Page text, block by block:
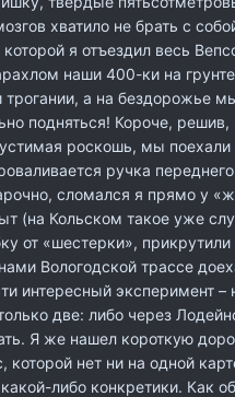
хватило не брать с
я отъездил весь
наши 400-ки на
трогании, а на бездорожье
подняться! Короче,
роскошь, мы
ручка
сломался я прямо у
(на Кольском такое уже
от «шестерки»,
Вологодской трассе
интересный эксперимент
две: либо через
Я же нашел короткую
которой нет ни на одной
либо конкретики. Как